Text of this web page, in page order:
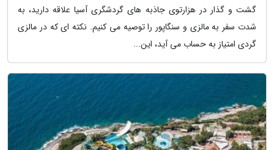
گشت و گذار در هزارتوی جاذبه های گردشگری آسیا علاقه دارید، به
شدت سفر به مالزی و سنگاپور را توصیه می کنیم. نکته ای که در مالزی
گردی امتیاز به حساب می آید، این...